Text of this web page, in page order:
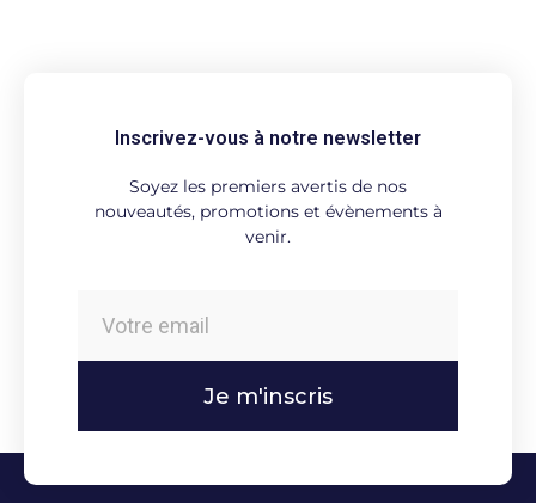
Inscrivez-vous à notre newsletter
Soyez les premiers avertis de nos
nouveautés, promotions et évènements à
venir.
Je m'inscris